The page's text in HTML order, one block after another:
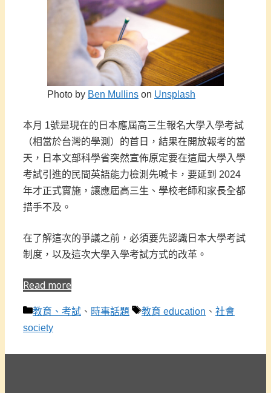
Photo by Ben Mullins on Unsplash
本月 1號是現在的日本應屆高三生報名大學入學考試
（相當於台灣的學測）的首日，結果在開放報考的當
天，日本文部科學省突然宣佈原定要在這屆大學入學
考試引進的民間英語能力檢測先喊卡，要延到 2024
年才正式實施，讓應屆高三生、學校老師和家長全都
措手不及。
在了解這次的爭議之前，必須要先認識日本大學考試
制度，以及這次大學入學考試方式的改革。
Read more
分
類
教育、考試 、 時事話題
標
教育 education 、 社會
society